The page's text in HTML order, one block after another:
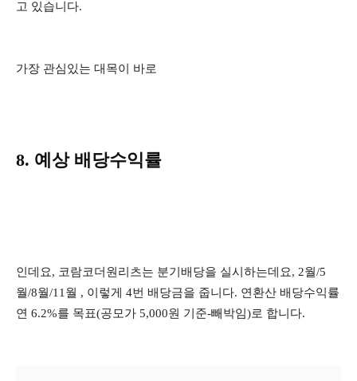
고 있습니다.
가장 관심있는 대목이 바로
8. 예상 배당수익률
인데요, 코람코더원리츠는 분기배당을 실시하는데요, 2월/5
월/8월/11월 , 이렇게 4번 배당금을 줍니다. 연환산 배당수익률
연 6.2%를 목표(공모가 5,000원 기준-빼박임)로 합니다.